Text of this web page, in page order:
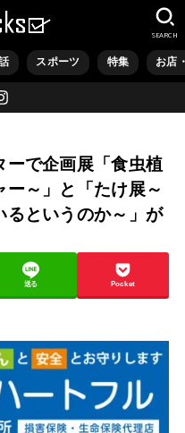
スポーツ 特集 お店
SEARCH
ーで企画展「食虫植
～」と「たけ展～
るというのか～」が
送る Pocket